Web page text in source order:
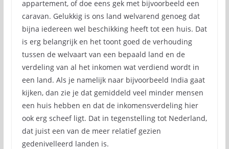
appartement, of doe eens gek met bijvoorbeeld een
caravan. Gelukkig is ons land welvarend genoeg dat
bijna iedereen wel beschikking heeft tot een huis. Dat
is erg belangrijk en het toont goed de verhouding
tussen de welvaart van een bepaald land en de
verdeling van al het inkomen wat verdiend wordt in
een land. Als je namelijk naar bijvoorbeeld India gaat
kijken, dan zie je dat gemiddeld veel minder mensen
een huis hebben en dat de inkomensverdeling hier
ook erg scheef ligt. Dat in tegenstelling tot Nederland,
dat juist een van de meer relatief gezien
gedenivelleerd landen is.